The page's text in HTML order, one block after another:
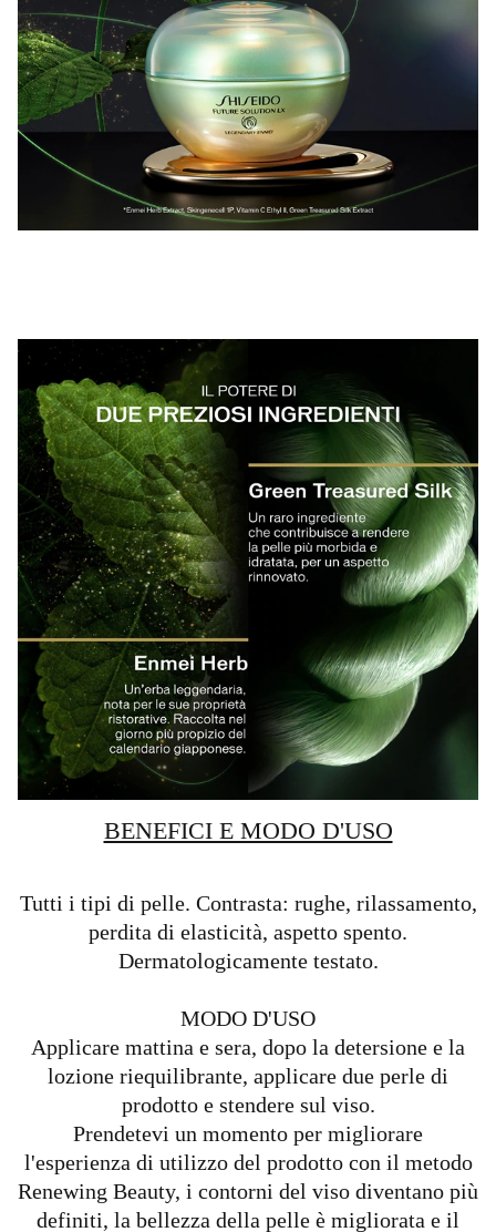
BENEFICI E MODO D'USO
Tutti i tipi di pelle. Contrasta: rughe, rilassamento,
perdita di elasticità, aspetto spento.
Dermatologicamente testato.
MODO D'USO
Applicare mattina e sera, dopo la detersione e la
lozione riequilibrante, applicare due perle di
prodotto e stendere sul viso.
Prendetevi un momento per migliorare
l'esperienza di utilizzo del prodotto con il metodo
Renewing Beauty, i contorni del viso diventano più
definiti, la bellezza della pelle è migliorata e il